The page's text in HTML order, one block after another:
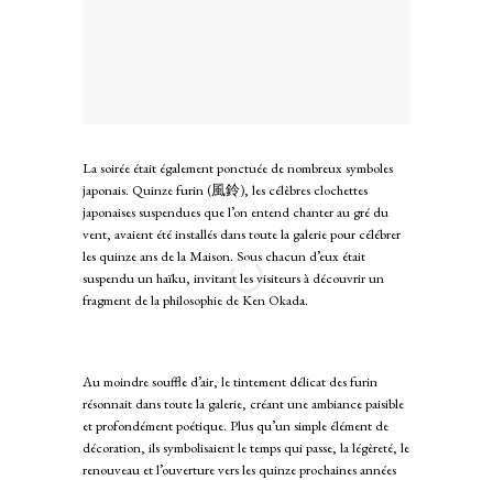
La soirée était également ponctuée de nombreux symboles
japonais. Quinze furin (風鈴), les célèbres clochettes
japonaises suspendues que l’on entend chanter au gré du
vent, avaient été installés dans toute la galerie pour célébrer
les quinze ans de la Maison. Sous chacun d’eux était
suspendu un haïku, invitant les visiteurs à découvrir un
fragment de la philosophie de Ken Okada.
Au moindre souffle d’air, le tintement délicat des furin
résonnait dans toute la galerie, créant une ambiance paisible
et profondément poétique. Plus qu’un simple élément de
décoration, ils symbolisaient le temps qui passe, la légèreté, le
renouveau et l’ouverture vers les quinze prochaines années